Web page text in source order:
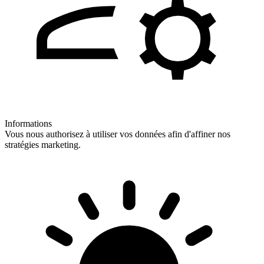
Informations
Vous nous authorisez à utiliser vos données afin d'affiner nos
stratégies marketing.